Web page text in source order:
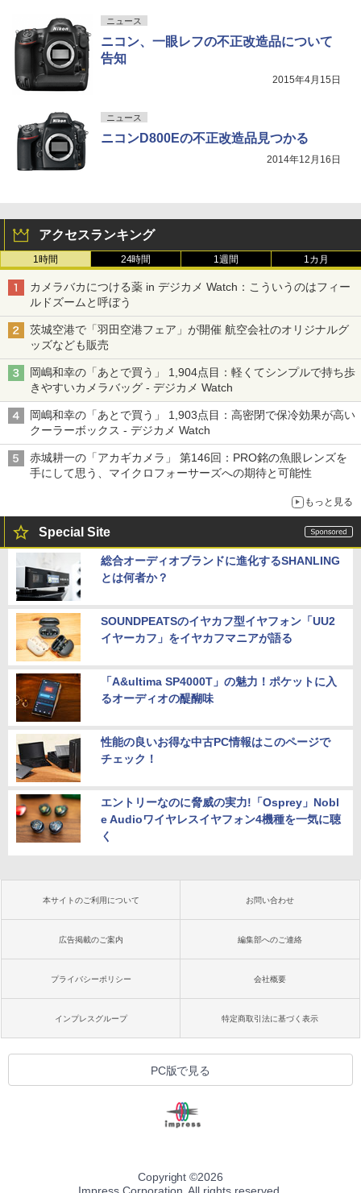
ニュース
ニコン、一眼レフの不正改造品について
告知
2015年4月15日
ニュース
ニコンD800Eの不正改造品見つかる
2014年12月16日
アクセスランキング
1時間 24時間 1週間 1カ月
カメラバカにつける薬 in デジカメ Watch：こういうのはフィー
ルドズームと呼ぼう
茨城空港で「羽田空港フェア」が開催 航空会社のオリジナルグ
ッズなども販売
岡嶋和幸の「あとで買う」 1,904点目：軽くてシンプルで持ち歩
きやすいカメラバッグ - デジカメ Watch
岡嶋和幸の「あとで買う」 1,903点目：高密閉で保冷効果が高い
クーラーボックス - デジカメ Watch
赤城耕一の「アカギカメラ」 第146回：PRO銘の魚眼レンズを
手にして思う、マイクロフォーサーズへの期待と可能性
もっと見る
Special Site
総合オーディオブランドに進化するSHANLING
とは何者か？
SOUNDPEATSのイヤカフ型イヤフォン「UU2
イヤーカフ」をイヤカフマニアが語る
「A&ultima SP4000T」の魅力！ポケットに入
るオーディオの醍醐味
性能の良いお得な中古PC情報はこのページで
チェック！
エントリーなのに脅威の実力!「Osprey」Nobl
e Audioワイヤレスイヤフォン4機種を一気に聴
く
本サイトのご利用について お問い合わせ
広告掲載のご案内 編集部へのご連絡
プライバシーポリシー 会社概要
インプレスグループ 特定商取引法に基づく表示
PC版で見る
Copyright ©2026